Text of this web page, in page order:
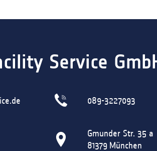
Service
089-3227093
Gmunder Str. 35 a
81379 München